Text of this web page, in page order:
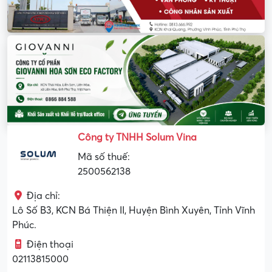
Công ty TNHH Solum Vina
Mã số thuế:
2500562138
Địa chỉ:
Lô Số B3, KCN Bá Thiện II, Huyện Bình Xuyên, Tỉnh Vĩnh
Phúc.
Điện thoại
02113815000